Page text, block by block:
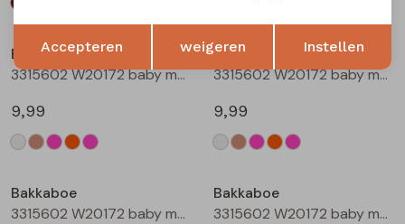
Bakkaboe
3315602 W20172 baby meisjes T-shirt lm Cream
9,99
Bakkaboe
3315602 W20172 baby meisjes T-shirt lm Taupe
9,99
Bakkaboe
3315602 W20172 baby meisjes T-shirt lm Rose
Bakkaboe
3315602 W20172 baby meisjes T-shirt lm Perzik
Terug Opslaan
Accepteren weigeren Instellen